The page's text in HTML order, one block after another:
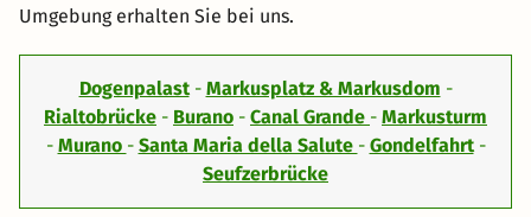
Umgebung erhalten Sie bei uns.
Dogenpalast- Markusplatz & Markusdom -
Rialtobrücke - Burano - Canal Grande - Markusturm
- Murano - Santa Maria della Salute - Gondelfahrt-
Seufzerbrücke